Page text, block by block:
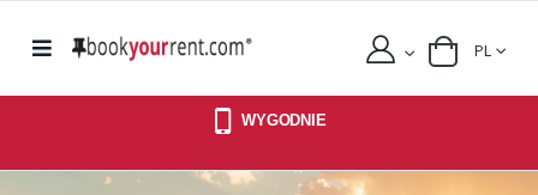
PL
WYGODNIE